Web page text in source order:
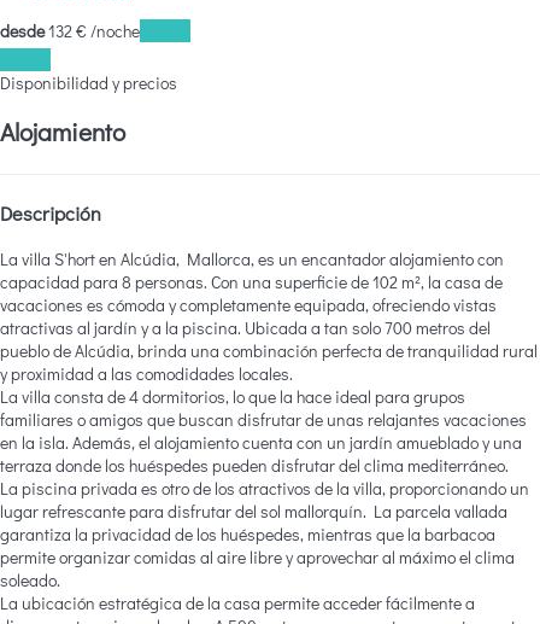
desde132€ /noche
Disponibilidad y precios
Alojamiento
Descripción
La villa S'hort en Alcúdia, Mallorca, es un encantador alojamiento con
capacidad para 8 personas. Con una superficie de 102 m², la casa de
vacaciones es cómoda y completamente equipada, ofreciendo vistas
atractivas al jardín y a la piscina. Ubicada a tan solo 700 metros del
pueblo de Alcúdia, brinda una combinación perfecta de tranquilidad rural
y proximidad a las comodidades locales.
La villa consta de 4 dormitorios, lo que la hace ideal para grupos
familiares o amigos que buscan disfrutar de unas relajantes vacaciones
en la isla. Además, el alojamiento cuenta con un jardín amueblado y una
terraza donde los huéspedes pueden disfrutar del clima mediterráneo.
La piscina privada es otro de los atractivos de la villa, proporcionando un
lugar refrescante para disfrutar del sol mallorquín. La parcela vallada
garantiza la privacidad de los huéspedes, mientras que la barbacoa
permite organizar comidas al aire libre y aprovechar al máximo el clima
soleado.
La ubicación estratégica de la casa permite acceder fácilmente a